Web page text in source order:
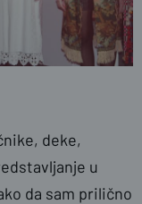
deke,
u
da sam prilično